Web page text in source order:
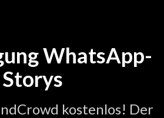
WhatsApp-
Storys
kostenlos! Der